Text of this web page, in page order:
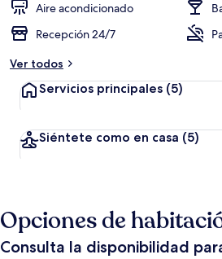
Aire acondicionado
Recepción 24/7
Ver todos
Servicios principales (5)
Siéntete como en casa (5)
Opciones de
Consulta la disponibilidad